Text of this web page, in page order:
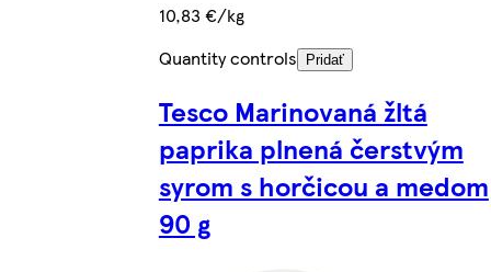
10,83 €/kg
Quantity controls
Pridať
Tesco Marinovaná žltá
paprika plnená čerstvým
syrom s horčicou a medom
90 g